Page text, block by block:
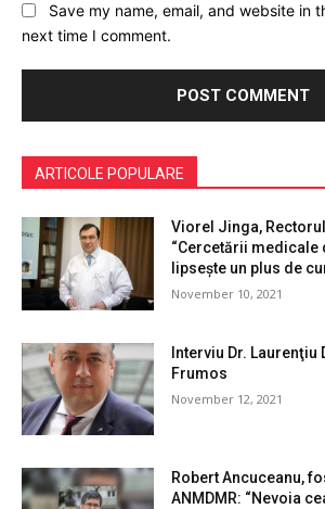
Save my name, email, and website in
next time I comment.
ARTICOLE POPULARE
Viorel Jinga, Rectorul
“Cercetării medicale
lipsește un plus de
November 10, 2021
Interviu Dr. Laurenţiu
Frumos
November 12, 2021
Robert Ancuceanu,
ANMDMR: “Nevoia